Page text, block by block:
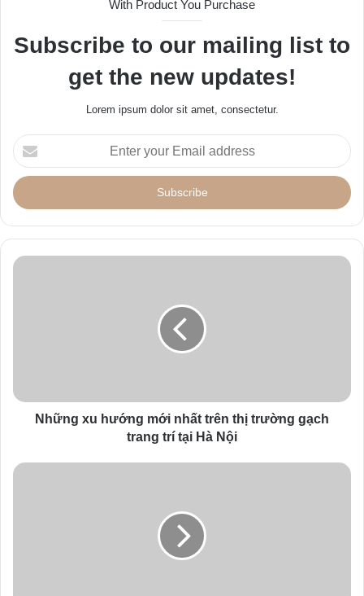
With Product You Purchase
Subscribe to our mailing list to
get the new updates!
Lorem ipsum dolor sit amet, consectetur.
E
n
e
y
u
d
s
Những xu hướng mới nhất trên thị trường gạch
trang trí tại Hà Nội